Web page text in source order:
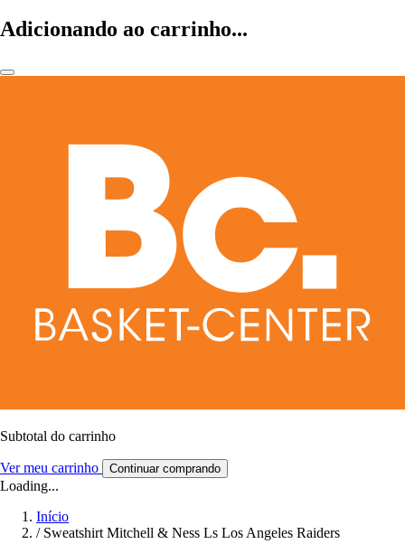
Adicionando ao carrinho...
Subtotal do carrinho
Ver meu carrinho Continuar comprando
Loading...
Início
/ Sweatshirt Mitchell & Ness Ls Los Angeles Raiders